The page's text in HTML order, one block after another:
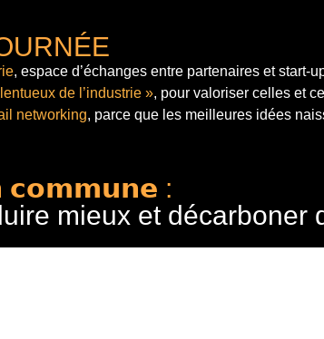
, espace d’échanges entre partenaires et start-
de l’industrie », pour valoriser celles et
networking, parce que les meilleures idées
𝗰𝗼𝗺𝗺𝘂𝗻𝗲 :
mieux et décarboner